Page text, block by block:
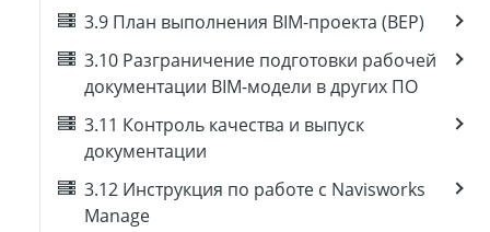
3.9 План выполнения BIM-проекта (BEP)
3.10 Разграничение подготовки рабочей
документации BIM-модели в других ПО
3.11 Контроль качества и выпуск
документации
3.12 Инструкция по работе с Navisworks
Manage